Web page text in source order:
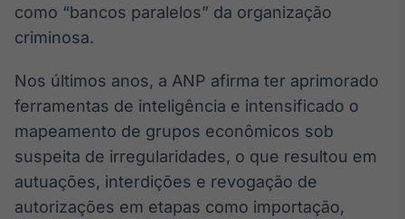
conteúdos
Soluções de
Radar
Monitoramento
inteligente de
notícias e
conteúdos
como “bancos paralelos” da organização
criminosa.
Nos últimos anos, a ANP afirma ter aprimorado
ferramentas de inteligência e intensificado o
mapeamento de grupos econômicos sob
suspeita de irregularidades, o que resultou em
autuações, interdições e revogação de
autorizações em etapas como importação,